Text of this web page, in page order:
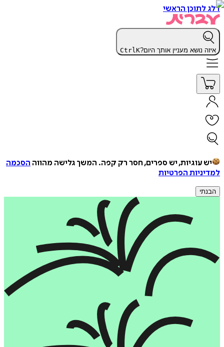
דלג לתוכן הראשי
איזה נושא מעניין אותך היום? CtrlK
יש עוגיות, יש ספרים, חסר רק קפה. המשך גלישה מהווה הסכמה
למדיניות הפרטיות
הבנתי